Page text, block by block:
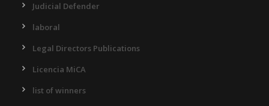
Judicial Defender
laboral
Legal Directors Publications
Licencia MiCA
list of winners